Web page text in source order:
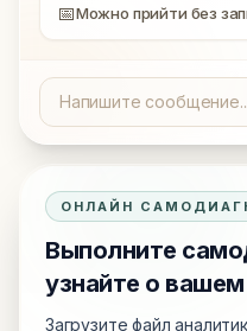
📅Можно прийти без
ОНЛАЙН
Выполните
узнайте о
Загрузите файл